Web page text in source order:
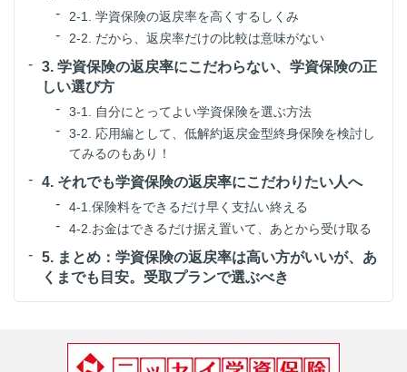
2-1. 学資保険の返戻率を高くするしくみ
2-2. だから、返戻率だけの比較は意味がない
3. 学資保険の返戻率にこだわらない、学資保険の正
しい選び方
3-1. 自分にとってよい学資保険を選ぶ方法
3-2. 応用編として、低解約返戻金型終身保険を検討し
てみるのもあり！
4. それでも学資保険の返戻率にこだわりたい人へ
4-1.保険料をできるだけ早く支払い終える
4-2.お金はできるだけ据え置いて、あとから受け取る
5. まとめ：学資保険の返戻率は高い方がいいが、あ
くまでも目安。受取プランで選ぶべき